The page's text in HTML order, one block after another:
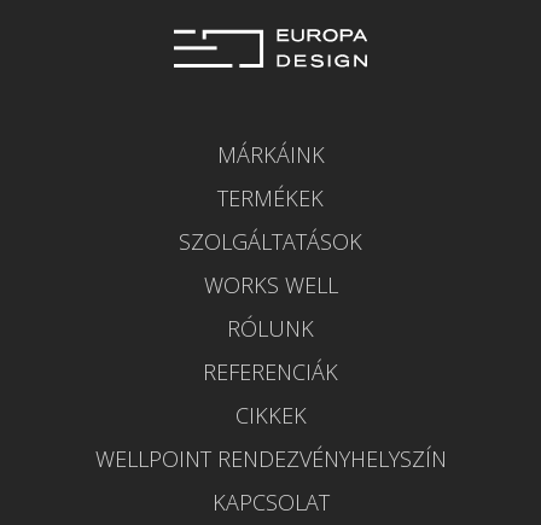
MÁRKÁINK
TERMÉKEK
SZOLGÁLTATÁSOK
WORKS WELL
RÓLUNK
REFERENCIÁK
CIKKEK
WELLPOINT RENDEZVÉNYHELYSZÍN
KAPCSOLAT